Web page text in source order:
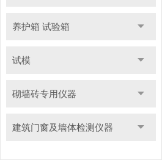
养护箱 试验箱
试模
砌墙砖专用仪器
建筑门窗及墙体检测仪器